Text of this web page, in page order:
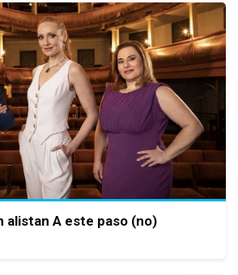
alistan A este paso (no)